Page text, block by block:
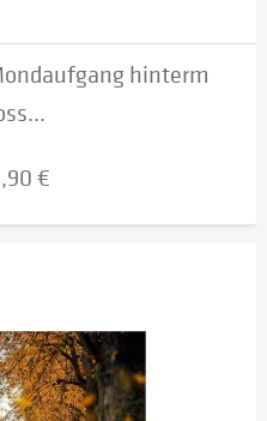
hinterm
€